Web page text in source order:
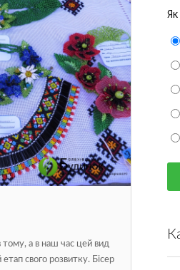
тому, а в наш час цей вид
свого розвитку. Бісер